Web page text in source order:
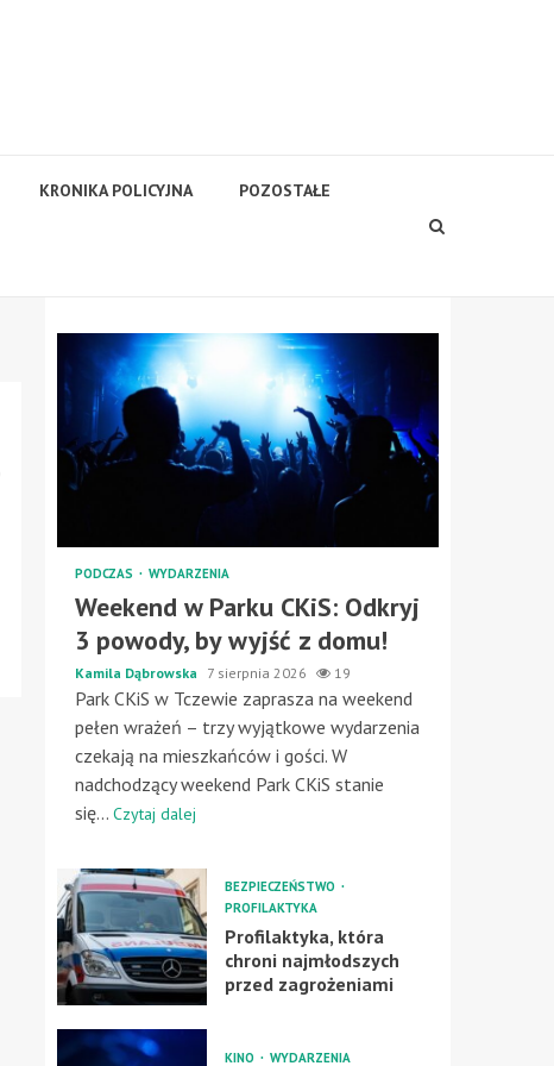
KRONIKA POLICYJNA POZOSTAŁE
PODCZAS WYDARZENIA
Weekend w Parku CKiS: Odkryj
3 powody, by wyjść z domu!
Kamila Dąbrowska 7 sierpnia 2026 19
Park CKiS w Tczewie zaprasza na weekend
pełen wrażeń – trzy wyjątkowe wydarzenia
czekają na mieszkańców i gości. W
nadchodzący weekend Park CKiS stanie
się... Czytaj dalej
BEZPIECZEŃSTWO
PROFILAKTYKA
Profilaktyka, która
chroni najmłodszych
przed zagrożeniami
KINO WYDARZENIA